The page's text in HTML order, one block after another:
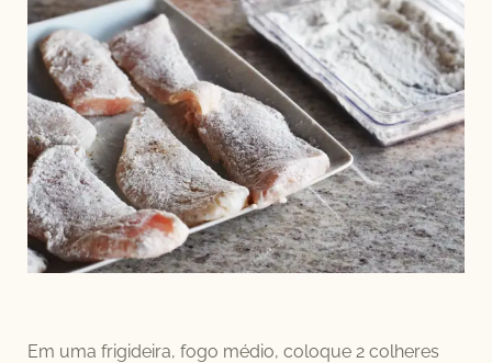
Em uma frigideira, fogo médio, coloque 2 colheres